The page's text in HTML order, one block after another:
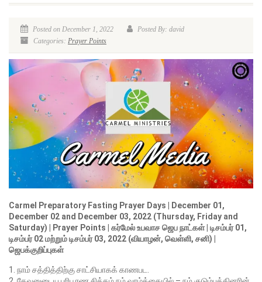
Posted on December 1, 2022
Posted By: david
Categories: Prayer Points
Carmel Preparatory Fasting Prayer Days | December 01,
December 02 and December 03, 2022 (Thursday, Friday and
Saturday) | Prayer Points | கர்மேல் உபவாச ஜெப நாட்கள் | டிசம்பர் 01,
டிசம்பர் 02 மற்றும் டிசம்பர் 03, 2022 (வியாழன், வெள்ளி, சனி) |
ஜெபக்குறிப்புகள்
1. நாம் சத்தித்திற்கு சாட்சியாகக் காணபட.